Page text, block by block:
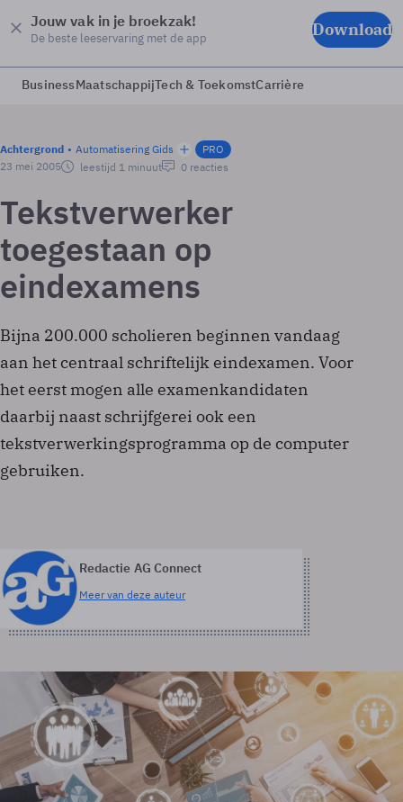
Jouw vak in je broekzak!
De beste leeservaring met de app Download
BusinessMaatschappijTech & ToekomstCarrière
Achtergrond Automatisering Gids
PRO
23 mei 2005
leestijd 1 minuut 0 reacties
Tekstverwerker
toegestaan op
eindexamens
Bijna 200.000 scholieren beginnen vandaag
aan het centraal schriftelijk eindexamen. Voor
het eerst mogen alle examenkandidaten
daarbij naast schrijfgerei ook een
tekstverwerkingsprogramma op de computer
gebruiken.
Redactie AG Connect
Meer van deze auteur